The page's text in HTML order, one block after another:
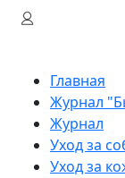
Главная
Журнал
Журнал
Уход за
Уход за